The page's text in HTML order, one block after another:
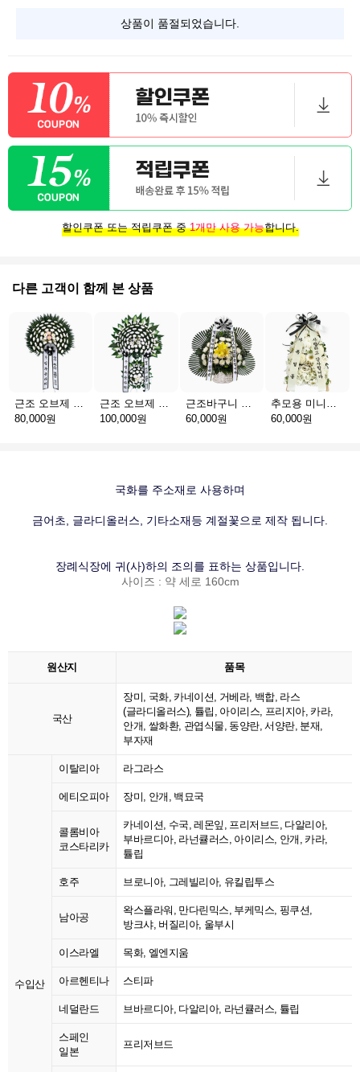
상품이 품절되었습니다.
할인쿠폰 또는 적립쿠폰 중1개만 사용 가능합니다.
다른 고객이 함께 본 상품
근조 오브제 1단 B
80,000원
근조 오브제 2단 B
100,000원
근조바구니 일반
60,000원
추모용 미니화환 A(서울)
60,000원
국화를 주소재로 사용하며
금어초, 글라디올러스, 기타소재등 계절꽃으로 제작 됩니다.
장례식장에 귀(사)하의 조의를 표하는 상품입니다.
사이즈 : 약 세로 160cm
원산지 품목
국산
장미, 국화, 카네이션, 거베라, 백합, 라스
(글라디올러스), 튤립, 아이리스, 프리지아, 카라,
안개, 쌀화환, 관엽식물, 동양란, 서양란, 분재,
부자재
수입산
이탈리아 라그라스
에티오피아 장미, 안개, 백묘국
콜롬비아
코스타리카
카네이션, 수국, 레몬잎, 프리저브드, 다알리아,
부바르디아, 라넌큘러스, 아이리스, 안개, 카라,
튤립
호주 브로니아, 그레빌리아, 유킬립투스
남아공
왁스플라워, 만다린믹스, 부케믹스, 핑쿠션,
방크샤, 버질리아, 울부시
이스라엘 목화, 엘엔지움
아르헨티나 스티파
네덜란드 브바르디아, 다알리아, 라넌큘러스, 튤립
스페인
일본
프리저브드